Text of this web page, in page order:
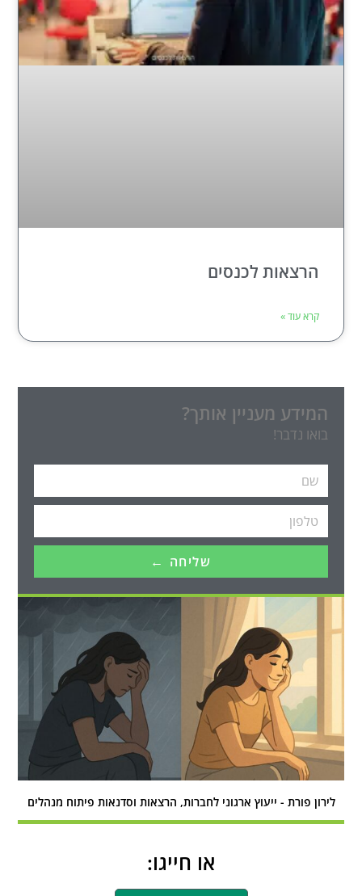
הרצאות לכנסים
קרא עוד »
המידע מעניין אותך?
בואו נדבר!
שליחה ←
לירון פורת - ייעוץ ארגוני לחברות, הרצאות וסדנאות פיתוח מנהלים
או חייגו: